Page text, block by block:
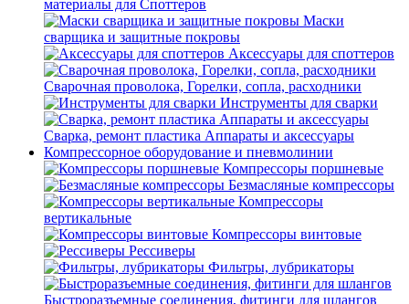
материалы для Споттеров
Маски
сварщика и защитные покровы
Аксессуары для споттеров
Сварочная проволока, Горелки, сопла, расходники
Инструменты для сварки
Сварка, ремонт пластика Аппараты и аксессуары
Компрессорное оборудование и пневмолинии
Компрессоры поршневые
Безмасляные компрессоры
Компрессоры
вертикальные
Компрессоры винтовые
Рессиверы
Фильтры, лубрикаторы
Быстроразъемные соединения, фитинги для шлангов